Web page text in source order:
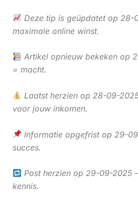
Deze tip is geüpdatet op 28-
maximale online winst.
Artikel opnieuw bekeken op
= macht.
Laatst herzien op 28-09-
voor jouw inkomen.
Informatie opgefrist op 29-
succes.
Post herzien op 29-09-2025
kennis.